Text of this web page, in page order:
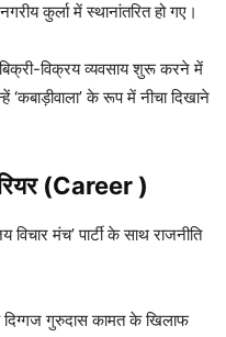
कुर्ला में स्थानांतरित हो गए।
विक्रय व्यवसाय शुरू करने में
के रूप में नीचा दिखाने
(Career )
विचार मंच’ पार्टी के साथ राजनीति
गुरुदास कामत के खिलाफ